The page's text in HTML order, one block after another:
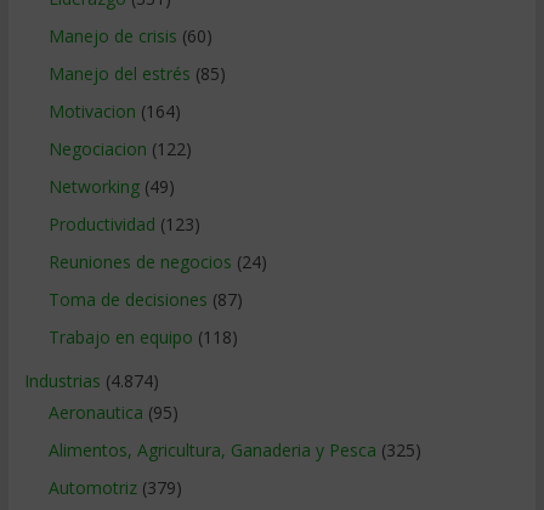
Manejo de crisis (60)
Manejo del estrés (85)
Motivacion (164)
Negociacion (122)
Networking(49)
Productividad (123)
Reuniones de negocios (24)
Toma de decisiones (87)
Trabajo en equipo (118)
Industrias (4.874)
Aeronautica (95)
Alimentos, Agricultura, Ganaderia y Pesca (325)
Automotriz(379)